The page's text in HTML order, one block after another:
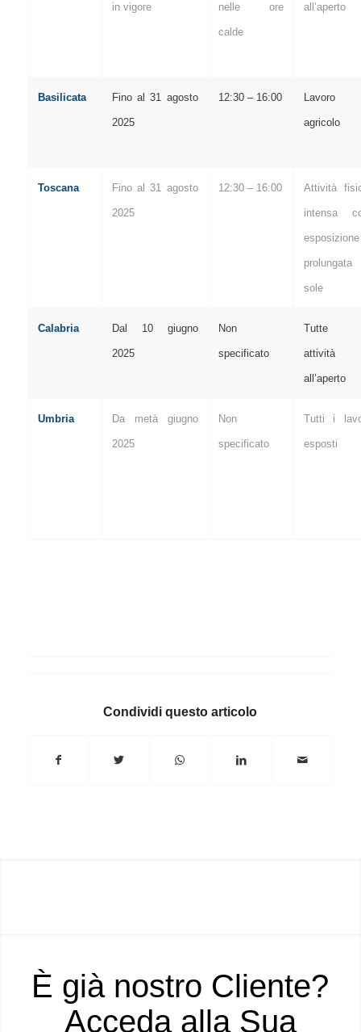
in vigore nelle ore
calde
all’aperto
Basilicata Fino al 31 agosto
2025
12:30 – 16:00 Lavoro
agricolo
Toscana Fino al 31 agosto
2025
12:30 – 16:00 Attività
intensa
esposizione
prolungata
sole
Calabria Dal 10 giugno
2025
Non
specificato
Tutte
attività
all’aperto
Umbria Da metà giugno
2025
Non
specificato
Tutti i
esposti
Condividi questo articolo
È già nostro Cliente?
Acceda alla Sua